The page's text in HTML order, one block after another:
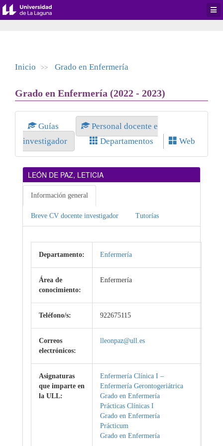
Inicio >> Grado en Enfermería
Grado en Enfermería (2022 - 2023)
Guías
Personal docente e
investigador
Departamentos Web
LEÓN DE PAZ, LETICIA
Información general
Breve CV docente investigador Tutorías
Departamento: Enfermería
Área de
conocimiento:
Enfermería
Teléfono/s: 922675115
Correos
electrónicos:
lleonpaz@ull.es
Asignaturas
que imparte en
la ULL:
Enfermería Clínica I –
Enfermería Gerontogeriátrica
Grado en Enfermería
Prácticas Clínicas I
Grado en Enfermería
Prácticum
Grado en Enfermería